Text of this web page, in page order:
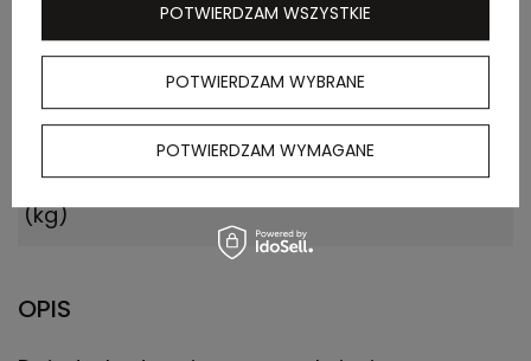
kartonie
wewnętrznym
1
Waga
zewnętrznego
(kg)
8.700
OPIS
POTWIERDZAM WYBRANE
POTWIERDZAM WYMAGANE
POTWIERDZAM WSZYSTKIE